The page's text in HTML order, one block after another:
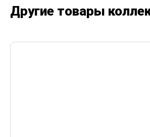
Другие товары